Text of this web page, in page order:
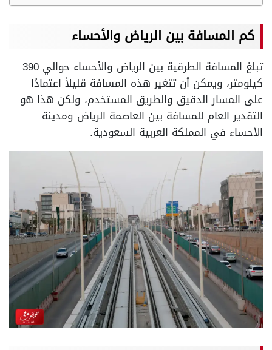
كم المسافة بين الرياض والأحساء
تبلغ المسافة الطرقية بين الرياض والأحساء حوالي 390
كيلومتر، ويمكن أن تتغير هذه المسافة قليلاً اعتمادًا
على المسار الدقيق والطريق المستخدم، ولكن هذا هو
التقدير العام للمسافة بين العاصمة الرياض ومدينة
الأحساء في المملكة العربية السعودية.